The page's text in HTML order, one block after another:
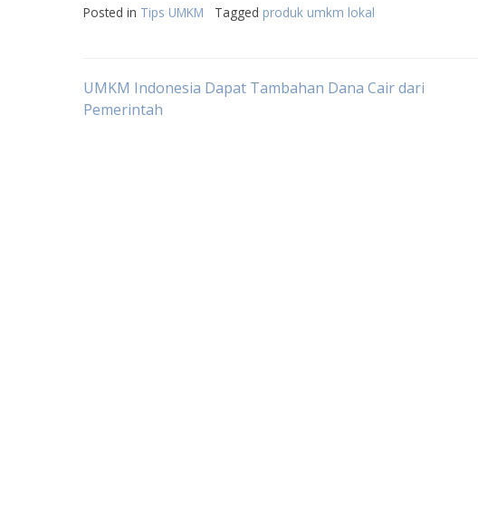
Posted in Tips UMKM Tagged produk umkm lokal
Post
UMKM Indonesia Dapat Tambahan Dana Cair dari
Pemerintah